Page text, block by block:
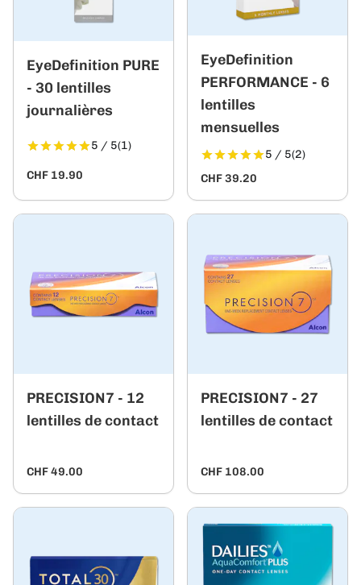
EyeDefinition PURE
- 30 lentilles
journalières
5 / 5(1)
CHF 19.90
EyeDefinition
PERFORMANCE - 6
lentilles
mensuelles
5 / 5(2)
CHF 39.20
PRECISION7 - 12
lentilles de contact
CHF 49.00
PRECISION7 - 27
lentilles de contact
CHF 108.00